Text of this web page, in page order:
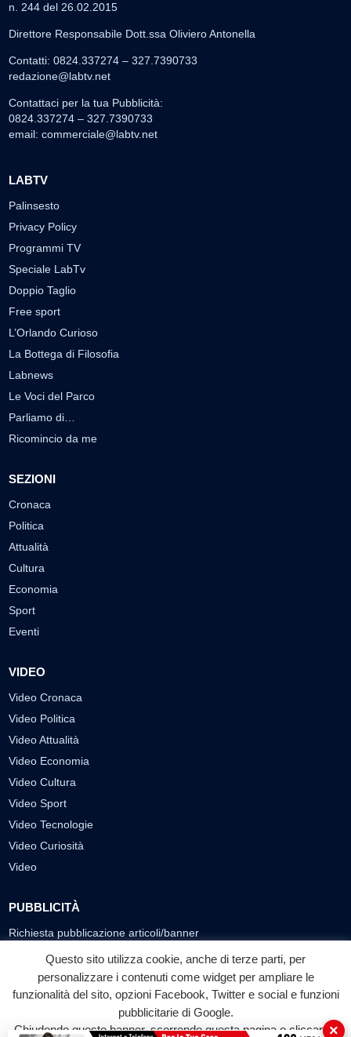
n. 244 del 26.02.2015
Direttore Responsabile Dott.ssa Oliviero Antonella
Contatti: 0824.337274 – 327.7390733
redazione@labtv.net
Contattaci per la tua Pubblicità:
0824.337274 – 327.7390733
email: commerciale@labtv.net
LABTV
Palinsesto
Privacy Policy
Programmi TV
Speciale LabTv
Doppio Taglio
Free sport
L’Orlando Curioso
La Bottega di Filosofia
Labnews
Le Voci del Parco
Parliamo di…
Ricomincio da me
SEZIONI
Cronaca
Politica
Attualità
Cultura
Economia
Sport
Eventi
VIDEO
Video Cronaca
Video Politica
Video Attualità
Video Economia
Video Cultura
Video Sport
Video Tecnologie
Video Curiosità
Video
PUBBLICITÀ
Richiesta pubblicazione articoli/banner
SEGUICI SUI SOCIAL
f
Facebook
◎ ▶
YouTube
Questo sito utilizza cookie, anche di terze parti, per
personalizzare i contenuti come widget per ampliare le
funzionalità del sito, opzioni Facebook, Twitter e social e funzioni
pubblicitarie di Google.
Chiudendo questo banner, scorrendo questa pagina o cliccando
×